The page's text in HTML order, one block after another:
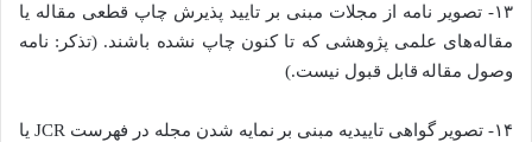
۱۳- تصویر نامه از مجلات مبنی بر تایید پذیرش چاپ قطعی مقاله یا
مقاله‌های علمی پژوهشی که تا کنون چاپ نشده باشند. (تذکر: نامه
وصول مقاله قابل قبول نیست.)
١۴- تصویر گواهی تاییدیه مبنی بر نمایه شدن مجله در فهرست JCR یا